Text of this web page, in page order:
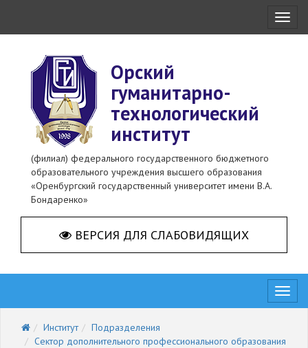
Орский
гуманитарно-
технологический
институт
(филиал) федерального государственного бюджетного
образовательного учреждения высшего образования
«Оренбургский государственный университет имени В.А.
Бондаренко»
ВЕРСИЯ ДЛЯ СЛАБОВИДЯЩИХ
Институт
Подразделения
Сектор дополнительного профессионального образования